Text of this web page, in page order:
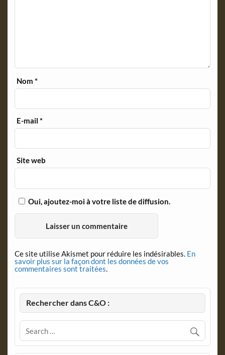
Nom*
E-mail*
Site web
Oui, ajoutez-moi à votre liste de diffusion.
Ce site utilise Akismet pour réduire les indésirables. En
savoir plus sur la façon dont les données de vos
commentaires sont traitées.
Rechercher dans C&O :